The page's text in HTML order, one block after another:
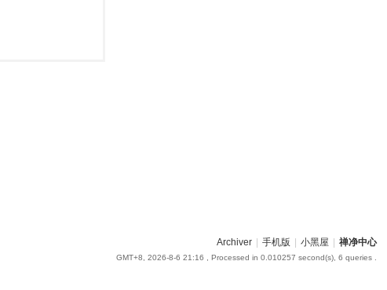
Archiver 手机版 小黑屋 禅净中心
GMT+8, 2026-8-6 21:16 , Processed in 0.010257 second(s), 6 queries .